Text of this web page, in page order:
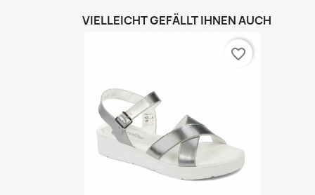
VIELLEICHT GEFÄLLT IHNEN AUCH
favorite_border